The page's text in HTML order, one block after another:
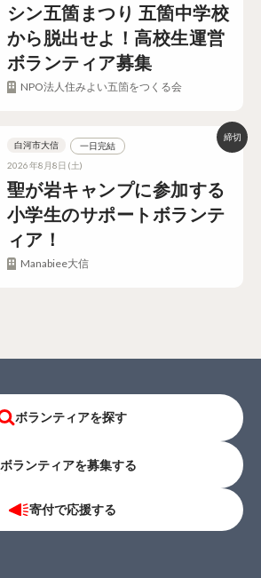
シン五箇まつり 五箇中学校
から脱出せよ！高校生運営
ボランティア募集
NPO法人住みよい五箇をつくる会
聖が岩キャンプに参加する
小学生のサポートボランテ
ィア！
白河市大信
一日完結
2026年8月8日(土)
Manabiee大信
ボランティアを探す
ボランティアを募集する
寄付で応援する